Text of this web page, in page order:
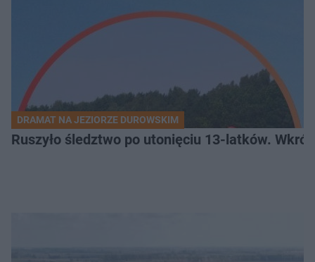
DRAMAT NA JEZIORZE DUROWSKIM
Ruszyło śledztwo po utonięciu 13-latków.